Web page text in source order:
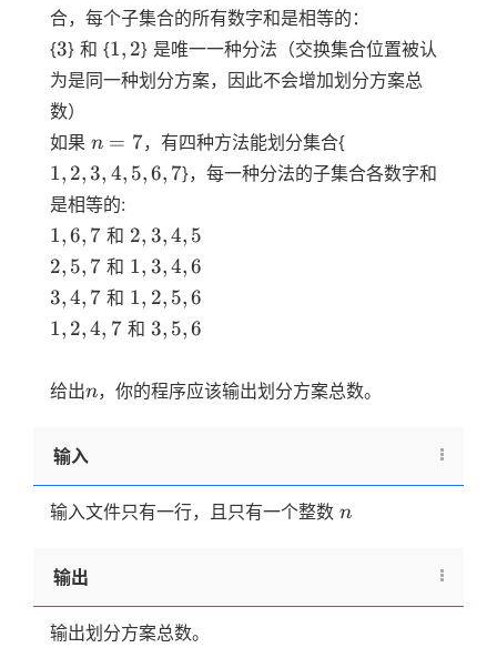
合，每个子集合的所有数字和是相等的：
{3
3} 和 {1,2
1, 2} 是唯一一种分法（交换集合位置被认
为是同一种划分方案，因此不会增加划分方案总
数）
如果 n=7
n = 7，有四种方法能划分集合{1,2,3,4,5,6,7
1, 2, 3, 4, 5,6, 7}，每一种分法的子集合各数字和
是相等的:
{1,6,7}
1,6, 7 和 {2,3,4,5}
2, 3,4, 5
{2,5,7}
2, 5, 7 和 {1,3,4,6}
1, 3,4,6
{3,4,7}
3,4, 7 和 {1,2,5,6}
1, 2, 5,6
{1,2,4,7}
1, 2, 4, 7和 {3,5,6}
3, 5,6
给出n
n，你的程序应该输出划分方案总数。
输入
输入文件只有一行，且只有一个整数 n
n
输出
输出划分方案总数。